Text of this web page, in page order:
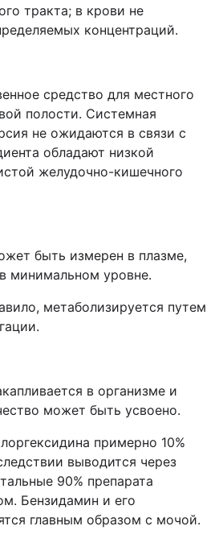
тракта; в крови не
концентраций.
средство для местного
полости. Системная
не ожидаются в связи с
обладают низкой
желудочно-кишечного
быть измерен в плазме,
минимальном уровне.
метаболизируется путем
в организме и
может быть усвоено.
примерно 10%
выводится через
90% препарата
Бензидамин и его
главным образом с мочой.